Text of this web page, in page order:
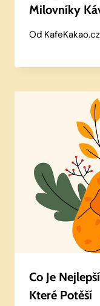
Milovníky
Od KafeKakao.cz
Co Je
Které Potěší